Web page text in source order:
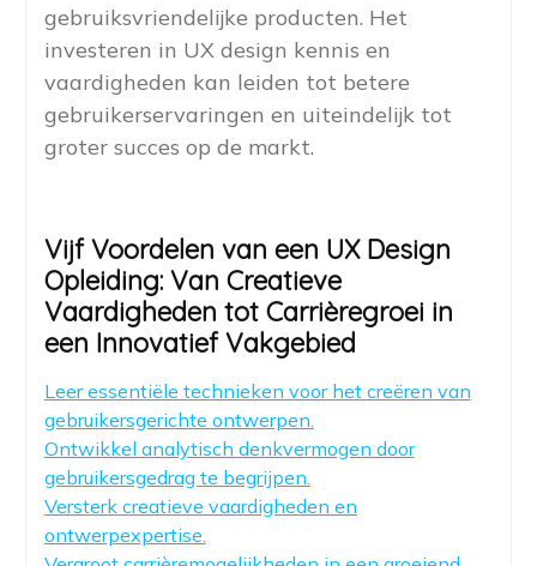
gebruiksvriendelijke producten. Het
investeren in UX design kennis en
vaardigheden kan leiden tot betere
gebruikerservaringen en uiteindelijk tot
groter succes op de markt.
Vijf Voordelen van een UX Design
Opleiding: Van Creatieve
Vaardigheden tot Carrièregroei in
een Innovatief Vakgebied
Leer essentiële technieken voor het creëren van
gebruikersgerichte ontwerpen.
Ontwikkel analytisch denkvermogen door
gebruikersgedrag te begrijpen.
Versterk creatieve vaardigheden en
ontwerpexpertise.